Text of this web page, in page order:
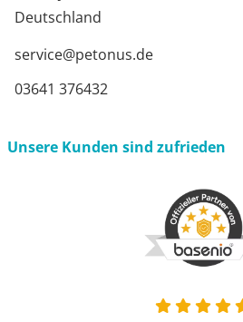
Deutschland
service@petonus.de
03641 376432
Unsere Kunden sind zufrieden